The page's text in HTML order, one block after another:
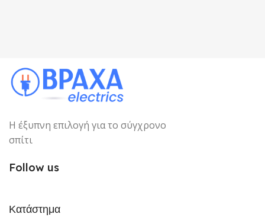
Η έξυπνη επιλογή για το σύγχρονο
σπίτι
Follow us
Κατάστημα